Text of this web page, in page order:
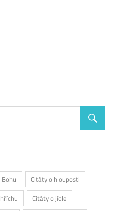
Citáty o hlouposti
Citáty o jídle